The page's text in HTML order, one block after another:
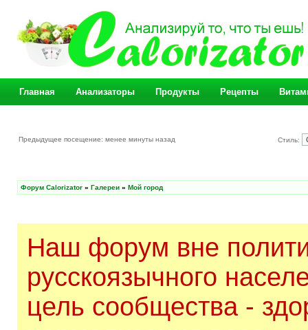
Главная Анализаторы Продукты Рецепты
Предыдущее посещение: менее минуты назад Стиль:
Форум Calorizator » Галереи » Мой город
Наш форум вне
русскоязычного
цель сообщества -